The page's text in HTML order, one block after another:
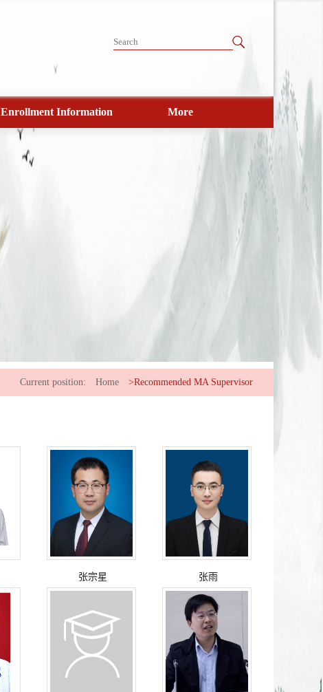
Enrollment Information More
Current position: Home >Recommended MA Supervisor
张宗星 张雨